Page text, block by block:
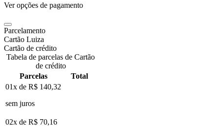
Ver opções de pagamento
Parcelamento
Cartão Luiza
Cartão de crédito
Tabela de parcelas de Cartão
de crédito
Parcelas
Total
01x de R$ 140,32
sem juros
02x de R$ 70,16